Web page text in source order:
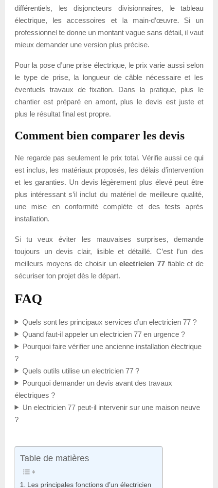
différentiels, les disjoncteurs divisionnaires, le tableau
électrique, les accessoires et la main-d’œuvre. Si un
professionnel te donne un montant vague sans détail, il vaut
mieux demander une version plus précise.
Pour la pose d’une prise électrique, le prix varie aussi selon
le type de prise, la longueur de câble nécessaire et les
éventuels travaux de fixation. Dans la pratique, plus le
chantier est préparé en amont, plus le devis est juste et
plus le résultat final est propre.
Comment bien comparer les devis
Ne regarde pas seulement le prix total. Vérifie aussi ce qui
est inclus, les matériaux proposés, les délais d’intervention
et les garanties. Un devis légèrement plus élevé peut être
plus intéressant s’il inclut du matériel de meilleure qualité,
une mise en conformité complète et des tests après
installation.
Si tu veux éviter les mauvaises surprises, demande
toujours un devis clair, lisible et détaillé. C’est l’un des
meilleurs moyens de choisir unelectricien 77 fiable et de
sécuriser ton projet dès le départ.
FAQ
Quels sont les principaux services d’un electricien 77 ?
Quand faut-il appeler un electricien 77 en urgence ?
Pourquoi faire vérifier une ancienne installation électrique
?
Quels outils utilise un electricien 77 ?
Pourquoi demander un devis avant des travaux
électriques ?
Un electricien 77 peut-il intervenir sur une maison neuve
?
Table de matières
Les principales fonctions d’un électricien